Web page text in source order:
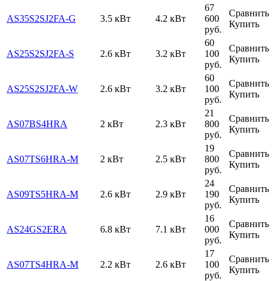
AS35S2SJ2FA-G 3.5 кВт 4.2 кВт
67
600
руб.
Сравнить
Купить
AS25S2SJ2FA-S 2.6 кВт 3.2 кВт
60
100
руб.
Сравнить
Купить
AS25S2SJ2FA-W 2.6 кВт 3.2 кВт
60
100
руб.
Сравнить
Купить
AS07BS4HRA 2 кВт 2.3 кВт
21
800
руб.
Сравнить
Купить
AS07TS6HRA-M 2 кВт 2.5 кВт
19
800
руб.
Сравнить
Купить
AS09TS5HRA-M 2.6 кВт 2.9 кВт
24
190
руб.
Сравнить
Купить
AS24GS2ERA 6.8 кВт 7.1 кВт
16
000
руб.
Сравнить
Купить
AS07TS4HRA-M 2.2 кВт 2.6 кВт
17
100
руб.
Сравнить
Купить